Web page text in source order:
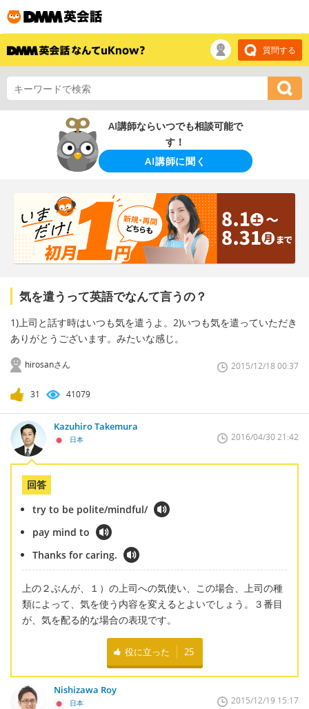
質問する
AI講師ならいつでも相談可能で
す！
AI講師に聞く
気を遣うって英語でなんて言うの？
1)上司と話す時はいつも気を遣うよ。2)いつも気を遣っていただき
ありがとうございます。みたいな感じ。
hirosanさん 2015/12/18 00:37
31 41079
Kazuhiro Takemura
日本 2016/04/30 21:42
回答
try to be polite/mindful/
pay mind to
Thanks for caring.
上の２ぶんが、１）の上司への気使い、この場合、上司の種
類によって、気を使う内容を変えるとよいでしょう。３番目
が、気を配る的な場合の表現です。
役に立った 25
Nishizawa Roy
日本 2015/12/19 15:17